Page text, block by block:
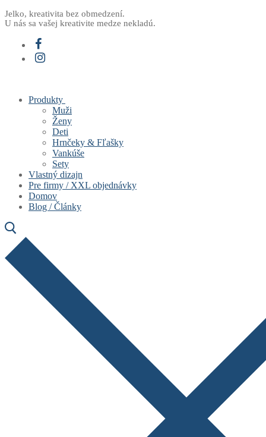
Preskočiť
na
Menu
Zavrieť
Jelko, kreativita bez obmedzení.
U nás sa vašej kreativite medze nekladú.
Produkty
Muži
Ženy
Deti
Hrnčeky & Fľašky
Vankúše
Sety
Vlastný dizajn
Pre firmy / XXL objednávky
Domov
Blog / Články